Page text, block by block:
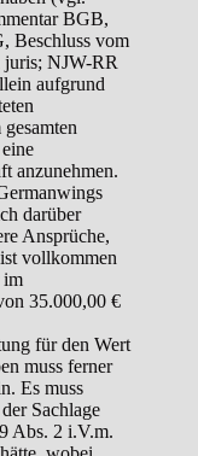
BGB,
Beschluss vom
juris; NJW-RR
aufgrund
anzunehmen.
darüber
Ansprüche,
vollkommen
im
35.000,00 €
für den Wert
muss ferner
Es muss
Sachlage
Abs. 2 i.V.m.